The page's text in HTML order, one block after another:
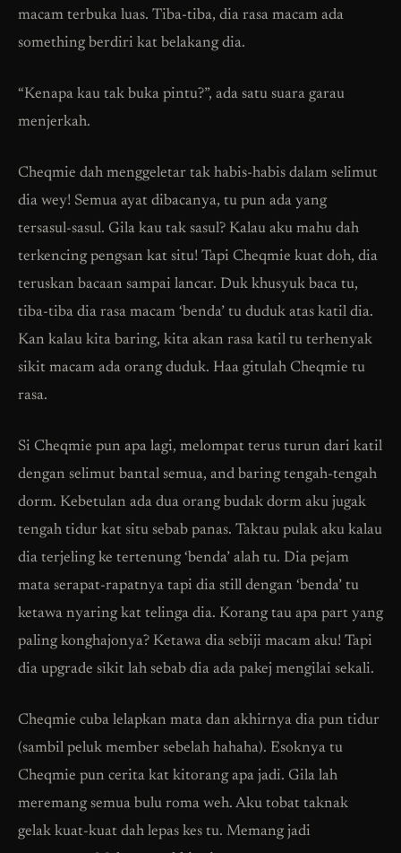
macam terbuka luas. Tiba-tiba, dia rasa macam ada
something berdiri kat belakang dia.
“Kenapa kau tak buka pintu?”, ada satu suara garau
menjerkah.
Cheqmie dah menggeletar tak habis-habis dalam selimut
dia wey! Semua ayat dibacanya, tu pun ada yang
tersasul-sasul. Gila kau tak sasul? Kalau aku mahu dah
terkencing pengsan kat situ! Tapi Cheqmie kuat doh, dia
teruskan bacaan sampai lancar. Duk khusyuk baca tu,
tiba-tiba dia rasa macam ‘benda’ tu duduk atas katil dia.
Kan kalau kita baring, kita akan rasa katil tu terhenyak
sikit macam ada orang duduk. Haa gitulah Cheqmie tu
rasa.
Si Cheqmie pun apa lagi, melompat terus turun dari katil
dengan selimut bantal semua, and baring tengah-tengah
dorm. Kebetulan ada dua orang budak dorm aku jugak
tengah tidur kat situ sebab panas. Taktau pulak aku kalau
dia terjeling ke tertenung ‘benda’ alah tu. Dia pejam
mata serapat-rapatnya tapi dia still dengan ‘benda’ tu
ketawa nyaring kat telinga dia. Korang tau apa part yang
paling konghajonya? Ketawa dia sebiji macam aku! Tapi
dia upgrade sikit lah sebab dia ada pakej mengilai sekali.
Cheqmie cuba lelapkan mata dan akhirnya dia pun tidur
(sambil peluk member sebelah hahaha). Esoknya tu
Cheqmie pun cerita kat kitorang apa jadi. Gila lah
meremang semua bulu roma weh. Aku tobat taknak
gelak kuat-kuat dah lepas kes tu. Memang jadi